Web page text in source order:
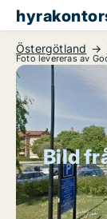
Östergötland
Foto levereras av
Bild